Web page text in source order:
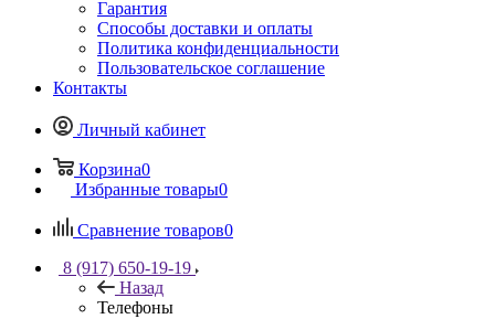
Гарантия
Способы доставки и оплаты
Политика конфиденциальности
Пользовательское соглашение
Контакты
Личный кабинет
Корзина0
Избранные товары0
Сравнение товаров0
8 (917) 650-19-19
Назад
Телефоны